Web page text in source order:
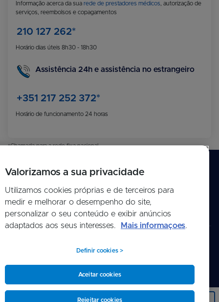
Informação acerca da sua rede de prestadores médicos , autorização de
serviços, reembolsos e copagamentos
210 127 262*
Horário dias úteis 8h30 - 18h30
Assistência 24h e assistência no estrangeiro
+351 217 252 372*
Horário de funcionamento 24 horas
*Chamada para a rede fixa nacional
Atalhos
Canal de denúncias (Speak Up)
Valorizamos a sua privacidade
Utilizamos cookies próprias e de terceiros para
medir e melhorar o desempenho do site,
personalizar o seu conteúdo e exibir anúncios
adaptados aos seus interesses.
Mais informaçoes.
Definir cookies >
Rejeitar cookies
Aceitar cookies